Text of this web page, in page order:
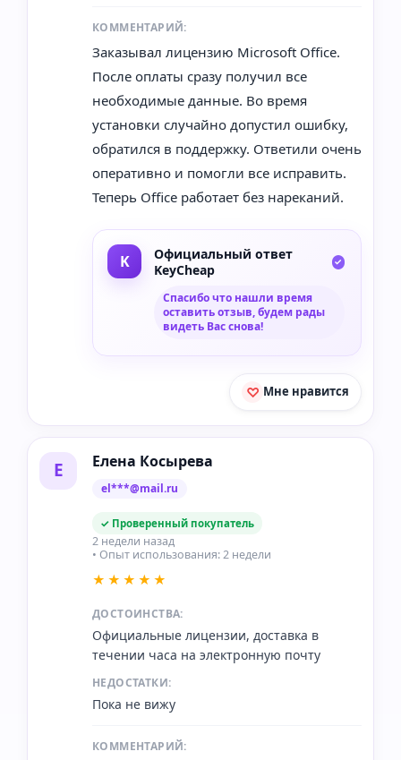
КОММЕНТАРИЙ:
Заказывал лицензию Microsoft Office.
После оплаты сразу получил все
необходимые данные. Во время
установки случайно допустил ошибку,
обратился в поддержку. Ответили очень
оперативно и помогли все исправить.
Теперь Office работает без нареканий.
Официальный ответ
KeyCheap
Спасибо что нашли время
оставить отзыв, будем рады
видеть Вас снова!
Мне нравится
Е Елена Косырева
el***@mail.ru
✓ Проверенный покупатель
2 недели назад
• Опыт использования: 2 недели
★★★★★
ДОСТОИНСТВА:
Официальные лицензии, доставка в
течении часа на электронную почту
НЕДОСТАТКИ:
Пока не вижу
КОММЕНТАРИЙ: